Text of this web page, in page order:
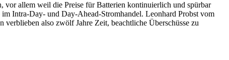
vor allem weil die Preise für Batterien kontinuierlich und spürbar
Intra-Day- und Day-Ahead-Stromhandel. Leonhard Probst vom
also zwölf Jahre Zeit, beachtliche Überschüsse zu